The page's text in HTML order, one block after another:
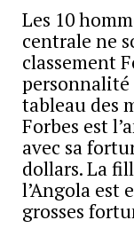
Les 10
centrale ne
classement
tableau des
Forbes est
avec sa
dollars. La
l’Angola est
grosses